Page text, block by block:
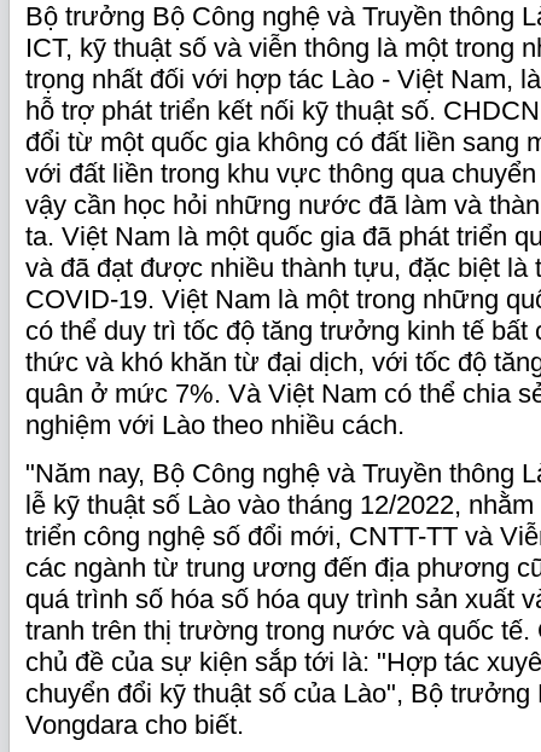
Bộ trưởng Bộ Công nghệ và Truyền thông
ICT, kỹ thuật số và viễn thông là một trong
trọng nhất đối với hợp tác Lào - Việt Nam,
hỗ trợ phát triển kết nối kỹ thuật số.
đổi từ một quốc gia không có đất liền sang
với đất liền trong khu vực thông qua
vậy cần học hỏi những nước đã làm và
ta. Việt Nam là một quốc gia đã phát triển
và đã đạt được nhiều thành tựu, đặc biệt là
COVID-19. Việt Nam là một trong những
có thể duy trì tốc độ tăng trưởng kinh tế bất
thức và khó khăn từ đại dịch, với tốc độ
quân ở mức 7%. Và Việt Nam có thể chia
nghiệm với Lào theo nhiều cách.
"Năm nay, Bộ Công nghệ và Truyền thông
lễ kỹ thuật số Lào vào tháng 12/2022,
triển công nghệ số đổi mới, CNTT-TT và
các ngành từ trung ương đến địa phương
quá trình số hóa số hóa quy trình sản xuất
tranh trên thị trường trong nước và quốc tế.
chủ đề của sự kiện sắp tới là: "Hợp tác
chuyển đổi kỹ thuật số của Lào", Bộ trưởng
Vongdara cho biết.